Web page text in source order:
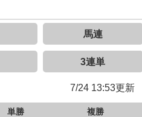
馬連
3連単
7/24 13:53更新
単勝 複勝